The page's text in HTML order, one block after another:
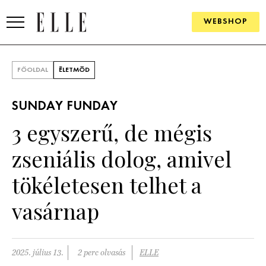
WEBSHOP
SZÉPSÉG
PÁRKAPCSOLAT
FŐOLDAL ÉLETMÓD
SUNDAY FUNDAY
3 egyszerű, de mégis
zseniális dolog, amivel
tökéletesen telhet a
vasárnap
2025. július 13. 2 perc olvasás ELLE